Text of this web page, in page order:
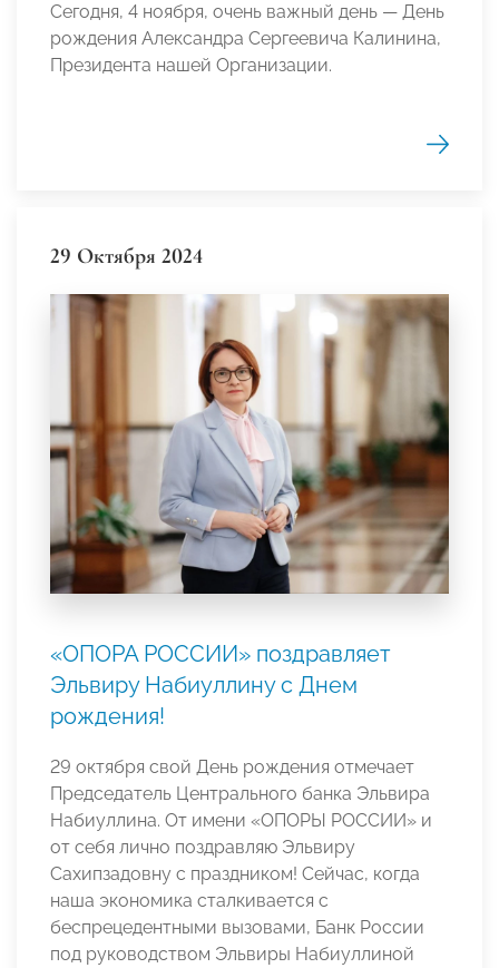
Сегодня, 4 ноября, очень важный день — День
рождения Александра Сергеевича Калинина,
Президента нашей Организации.
29 Октября 2024
«ОПОРА РОССИИ» поздравляет
Эльвиру Набиуллину с Днем
рождения!
29 октября свой День рождения отмечает
Председатель Центрального банка Эльвира
Набиуллина. От имени «ОПОРЫ РОССИИ» и
от себя лично поздравляю Эльвиру
Сахипзадовну с праздником! Сейчас, когда
наша экономика сталкивается с
беспрецедентными вызовами, Банк России
под руководством Эльвиры Набиуллиной